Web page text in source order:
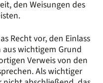
den Weisungen des
Recht vor, den Einlass
wichtigem Grund
Verweis von den
Als wichtiger